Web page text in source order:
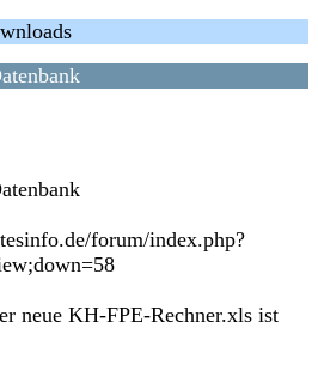
forum/index.php?
neue KH-FPE-Rechner.xls ist